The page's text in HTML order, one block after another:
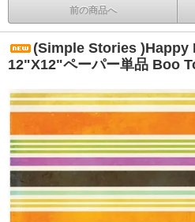
前の商品へ
(Simple Stories )Happy
12"X12"ペーパー単品 Boo